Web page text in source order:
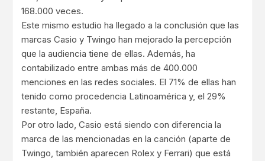
168.000 veces.
Este mismo estudio ha llegado a la conclusión que las
marcas Casio y Twingo han mejorado la percepción
que la audiencia tiene de ellas. Además, ha
contabilizado entre ambas más de 400.000
menciones en las redes sociales. El 71% de ellas han
tenido como procedencia Latinoamérica y, el 29%
restante, España.
Por otro lado, Casio está siendo con diferencia la
marca de las mencionadas en la canción (aparte de
Twingo, también aparecen Rolex y Ferrari) que está